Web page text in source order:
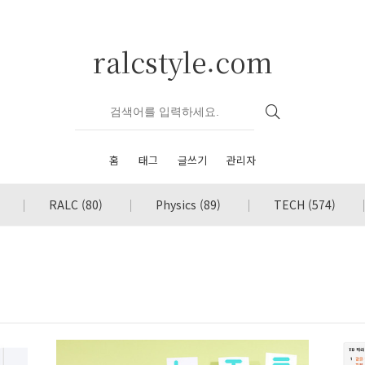
ralcstyle.com
홈 태그 글쓰기 관리자
RALC (80) Physics (89) TECH (574)